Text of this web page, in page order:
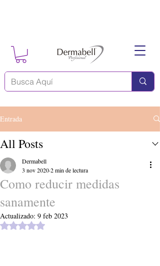
Entrada
All Posts
Como reducir medidas
sanamente
Dermabell
3 nov 20202 min de lectura
Actualizado: 9 feb 2023
Obtuvo NaN de 5 estrellas.